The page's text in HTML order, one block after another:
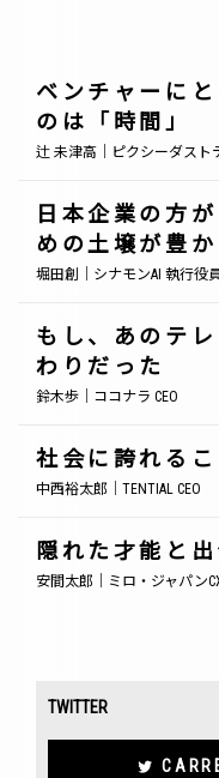
ベンチャーに
のは「時間」
辻 未津高｜ピクシーダスト
日本企業の方
めの土壌が豊か
堀田創｜シナモンAI 執行役
もし、あのテ
わりだった
鈴木歩｜ココナラ CEO
社会に誇れる
中西裕太郎｜TENTIAL CEO
隠れた才能と
安間太郎｜ミロ・ジャパン
TWITTER